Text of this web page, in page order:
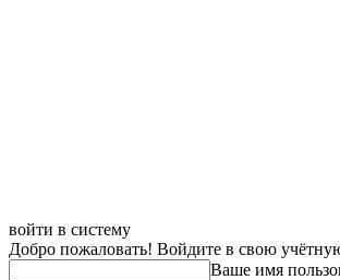
войти в систему
Добро пожаловать! Войдите в свою
Ваше имя